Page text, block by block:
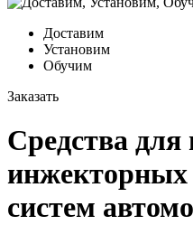
Доставим
Установим
Обучим
Заказать
Средства
инжекторных
систем